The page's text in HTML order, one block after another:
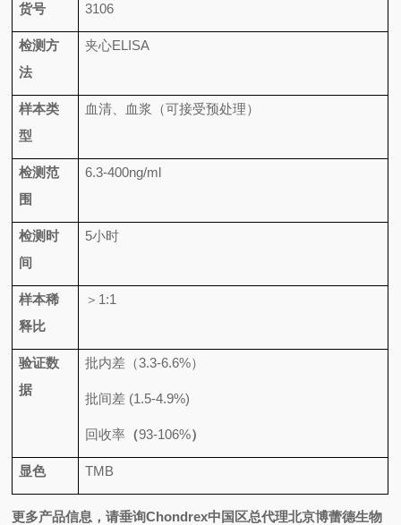
货号 3106
检测方
法
夹心ELISA
样本类
型
血清、血浆（可接受预处理）
检测范
围
6.3-400ng/ml
检测时
间
5小时
样本稀
释比
＞ 1:1
验证数
据
批内差（3.3-6.6%）
批间差 (1.5-4.9%)
回收率 （93-106%）
显色 TMB
更多产品信息，请垂询Chondrex中国区总代理北京博蕾德生物